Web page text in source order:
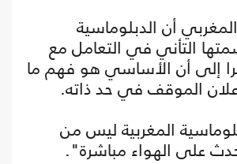
أن الدبلوماسية
التأني في التعامل مع
إلى أن الأساسي هو فهم ما
الموقف في حد ذاته.
المغربية ليس من
على الهواء مباشرة".